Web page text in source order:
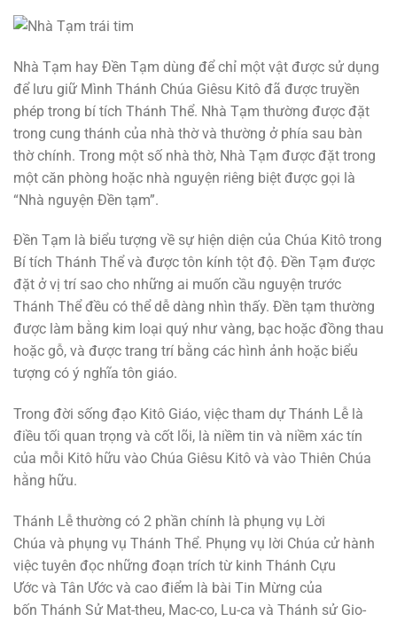
Nhà Tạm hay Đền Tạm dùng để chỉ một vật được sử dụng
để lưu giữ Mình Thánh Chúa Giêsu Kitô đã được truyền
phép trong bí tích Thánh Thể. Nhà Tạm thường được đặt
trong cung thánh của nhà thờ và thường ở phía sau bàn
thờ chính. Trong một số nhà thờ, Nhà Tạm được đặt trong
một căn phòng hoặc nhà nguyện riêng biệt được gọi là
“Nhà nguyện Đền tạm”.
Đền Tạm là biểu tượng về sự hiện diện của Chúa Kitô trong
Bí tích Thánh Thể và được tôn kính tột độ. Đền Tạm được
đặt ở vị trí sao cho những ai muốn cầu nguyện trước
Thánh Thể đều có thể dễ dàng nhìn thấy. Đền tạm thường
được làm bằng kim loại quý như vàng, bạc hoặc đồng thau
hoặc gỗ, và được trang trí bằng các hình ảnh hoặc biểu
tượng có ý nghĩa tôn giáo.
Trong đời sống đạo Kitô Giáo, việc tham dự Thánh Lễ là
điều tối quan trọng và cốt lõi, là niềm tin và niềm xác tín
của mỗi Kitô hữu vào Chúa Giêsu Kitô và vào Thiên Chúa
hằng hữu.
Thánh Lễ thường có 2 phần chính là phụng vụ Lời
Chúa và phụng vụ Thánh Thể. Phụng vụ lời Chúa cử hành
việc tuyên đọc những đoạn trích từ kinh Thánh Cựu
Ước và Tân Ước và cao điểm là bài Tin Mừng của
bốn Thánh Sử Mat-theu, Mac-co, Lu-ca và Thánh sử Gio-